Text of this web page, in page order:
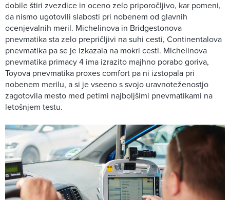
dobile štiri zvezdice in oceno zelo priporočljivo, kar pomeni,
da nismo ugotovili slabosti pri nobenem od glavnih
ocenjevalnih meril. Michelinova in Bridgestonova
pnevmatika sta zelo prepričljivi na suhi cesti, Continentalova
pnevmatika pa se je izkazala na mokri cesti. Michelinova
pnevmatika primacy 4 ima izrazito majhno porabo goriva,
Toyova pnevmatika proxes comfort pa ni izstopala pri
nobenem merilu, a si je vseeno s svojo uravnoteženostjo
zagotovila mesto med petimi najboljšimi pnevmatikami na
letošnjem testu.